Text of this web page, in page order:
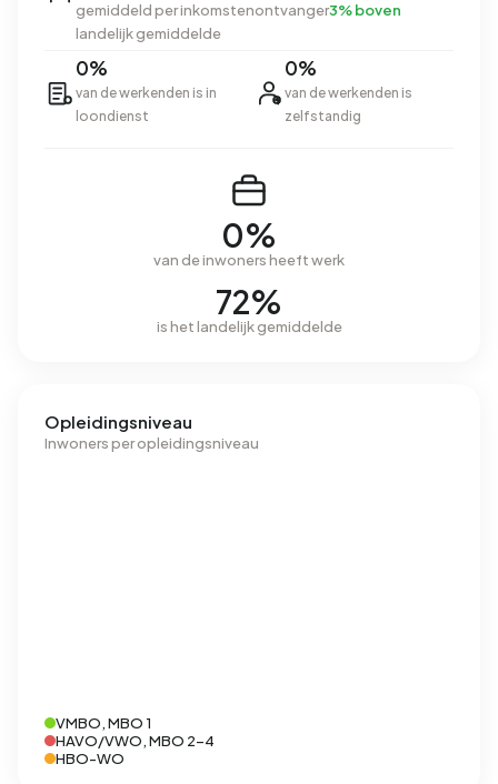
gemiddeld per inkomstenontvanger3% boven
landelijk gemiddelde
0%
van de werkenden is in
loondienst
0%
van de werkenden is
zelfstandig
0%
van de inwoners heeft werk
72%
is het landelijk gemiddelde
Opleidingsniveau
Inwoners per opleidingsniveau
VMBO, MBO 1
HAVO/VWO, MBO 2-4
HBO-WO